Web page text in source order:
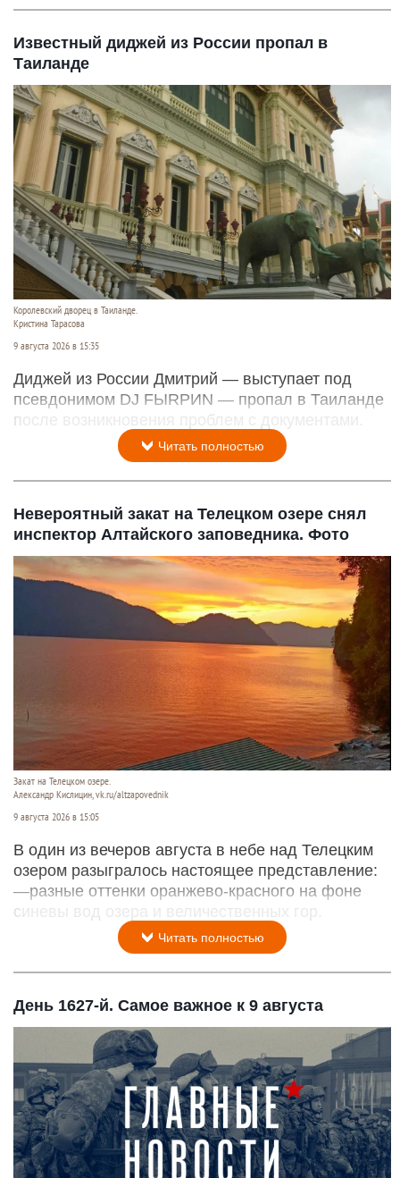
Известный диджей из России пропал в
Таиланде
Королевский дворец в Таиланде.
Кристина Тарасова
9 августа 2026 в 15:35
Диджей из России Дмитрий — выступает под
псевдонимом DJ FЫRРИN — пропал в Таиланде
после возникновения проблем с документами.
Читать полностью
Невероятный закат на Телецком озере снял
инспектор Алтайского заповедника. Фото
Закат на Телецком озере.
Александр Кислицин, vk.ru/altzapovednik
9 августа 2026 в 15:05
В один из вечеров августа в небе над Телецким
озером разыгралось настоящее представление:
—разные оттенки оранжево-красного на фоне
синевы вод озера и величественных гор.
Читать полностью
День 1627-й. Самое важное к 9 августа